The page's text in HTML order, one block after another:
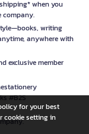
when you
company.
writing
anywhere with
exclusive member
#B2S
for your best
cookie setting in